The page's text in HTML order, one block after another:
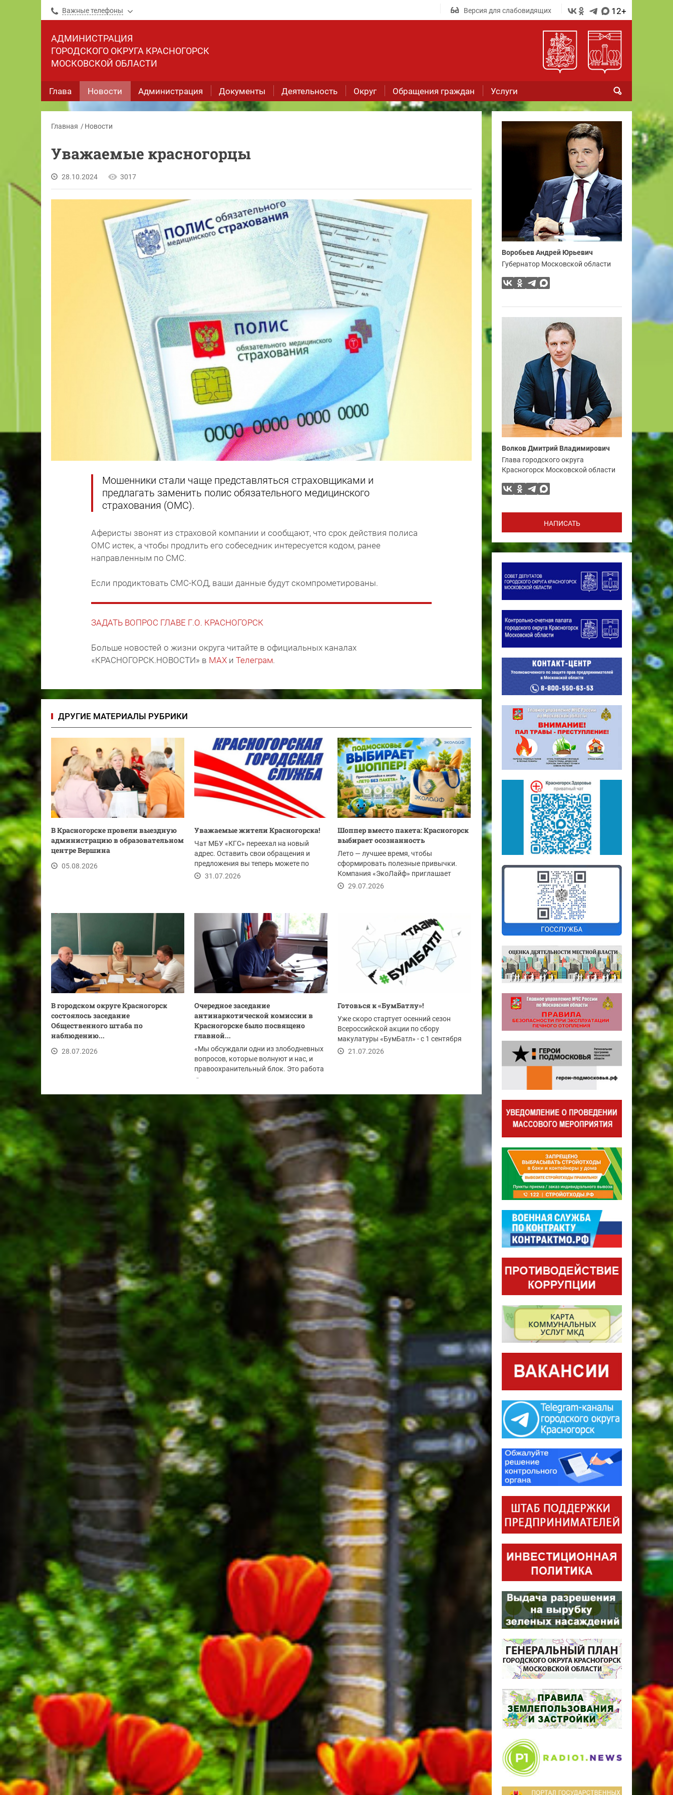
Важные телефоны Версия для слабовидящих 12+
АДМИНИСТРАЦИЯ
ГОРОДСКОГО ОКРУГА КРАСНОГОРСК
МОСКОВСКОЙ ОБЛАСТИ
Глава Новости Администрация Документы Деятельность Округ Обращения граждан Услуги
Главная Новости
Уважаемые красногорцы
28.10.2024 3017
Мошенники стали чаще представляться страховщиками и
предлагать заменить полис обязательного медицинского
страхования (ОМС).
Аферисты звонят из страховой компании и сообщают, что срок действия полиса
ОМС истек, а чтобы продлить его собеседник интересуется кодом, ранее
направленным по СМС.
Если продиктовать СМС-КОД, ваши данные будут скомпрометированы.
ЗАДАТЬ ВОПРОС ГЛАВЕ Г.О. КРАСНОГОРСК
Больше новостей о жизни округа читайте в официальных каналах
«КРАСНОГОРСК.НОВОСТИ» в MAX и Телеграм.
ДРУГИЕ МАТЕРИАЛЫ РУБРИКИ
В Красногорске провели выездную
администрацию в образовательном
центре Вершина
05.08.2026
Уважаемые жители Красногорска!
Чат МБУ «КГС» переехал на новый
адрес. Оставить свои обращения и
предложения вы теперь можете по
ссылке.
31.07.2026
Шоппер вместо пакета: Красногорск
выбирает осознанность
Лето — лучшее время, чтобы
сформировать полезные привычки.
Компания «ЭкоЛайф» приглашает
жителей Красногорска и всего...
29.07.2026
В городском округе Красногорск
состоялось заседание
Общественного штаба по
наблюдению...
28.07.2026
Очередное заседание
антинаркотической комиссии в
Красногорске было посвящено
главной...
«Мы обсуждали одни из злободневных
вопросов, которые волнуют и нас, и
правоохранительный блок. Это работа
по...
Готовься к «БумБатлу»!
Уже скоро стартует осенний сезон
Всероссийской акции по сбору
макулатуры «БумБатл» - с 1 сентября
по 30 ноября. Акция...
21.07.2026
Воробьев Андрей Юрьевич
Губернатор Московской области
Волков Дмитрий Владимирович
Глава городского округа
Красногорск Московской области
НАПИСАТЬ